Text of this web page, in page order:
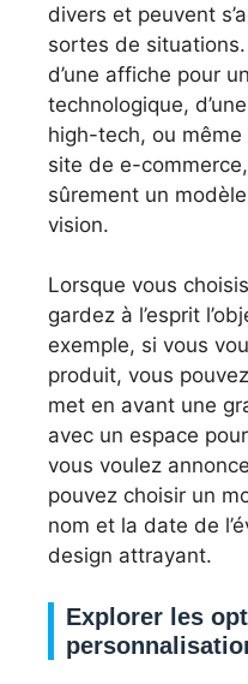
divers et peuvent
sortes de
d’une affiche pour
technologique,
high-tech, ou même
site de e-
sûrement un
vision.
Lorsque vous
gardez à l’esprit
exemple, si vous
produit, vous
met en avant une
avec un espace
vous voulez
pouvez choisir un
nom et la date de
design attrayant.
Explorer les